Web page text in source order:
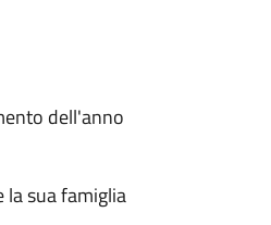
dell'anno
sua famiglia